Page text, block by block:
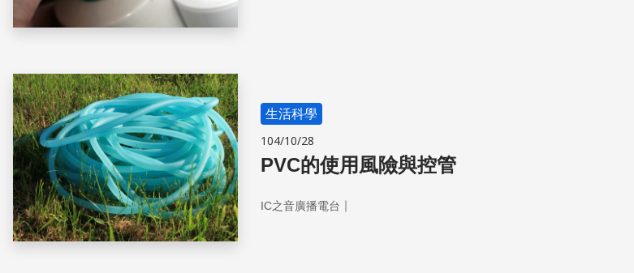
生活科學
104/10/28
PVC的使用風險與控管
IC之音廣播電台 ｜